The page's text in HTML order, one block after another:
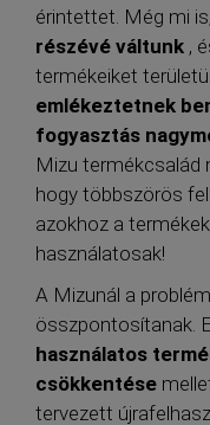
érintettet. Még mi
részévé váltunk ,
termékeiket
emlékeztetnek
fogyasztás
Mizu termékcsalád
hogy többszörös
azokhoz a
használatosak!
A Mizunál a
összpontosítanak.
használatos
csökkentése
tervezett